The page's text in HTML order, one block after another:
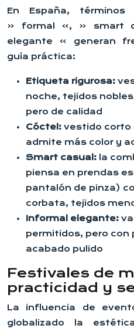
En España,
« formal », « smart
elegante » generan
guía práctica:
Etiqueta rigurosa:
noche, tejidos
pero de calidad
Cóctel: vestido corto
admite más color y
Smart casual: la
piensa en prendas
pantalón de pinza)
corbata, tejidos
Informal elegante:
permitidos, pero con
acabado pulido
Festivales de
practicidad y
La influencia de
globalizado la